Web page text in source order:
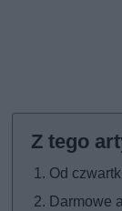
Od
Darmowe